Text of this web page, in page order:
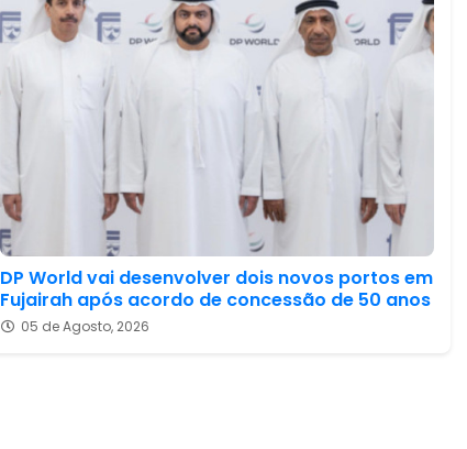
DP World vai desenvolver dois novos portos em
Fujairah após acordo de concessão de 50 anos
05 de Agosto, 2026